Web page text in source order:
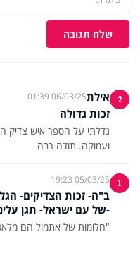
שלח תגובה
2 אילת06/03/25 01:39
זכות גדולה
גדלתי על הספר איש צדיק
ועמוקה. תודה רבה
1
05/03/25 19:23
ב"ה- זכות הצדיקים-
-של עם ישראל- תגן
"חלומות של אתמול הם